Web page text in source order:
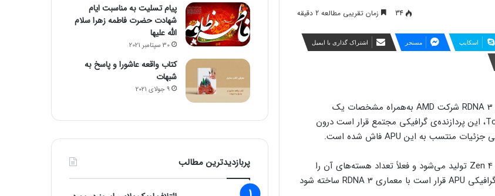
34 زمان تقریبی مطالعه 2 دقیقه
اسکایپ مسنجر اشتراک گذاری با ایمیل
RDNA 3 شرکت AMD به‌همراه مشخصات یک
پردازنده‌ی گرافیکی مجتمع افشا شد. به‌نوشته‌ی Tom’s Hardware، این پردازنده‌ی گرافیکی مجتمع قرار است درون
پردازنده‌ی Phoenix شرکت AMD برپایه‌ی معماری معرفی‌نشد‌ه‌ی Zen 4 تولید می‌شود و فعلاً تعداد هسته‌های آن را
نمی‌دانیم؛ ولی پیش‌بینی می‌کنیم متکی‌بر ۸ هسته باشد. واحد گرافیکی APU قرار است با معماری RDNA 3 ساخته شود
پیام تسلیت به مناسبت ایام
شهادت حضرت فاطمه زهرا سلام
الله علیها
30 سپتامبر 2021
کتاب واقعه عاشورا و پاسخ به
شبهات
9 جولای 2021
پربازدیدترین مطالب